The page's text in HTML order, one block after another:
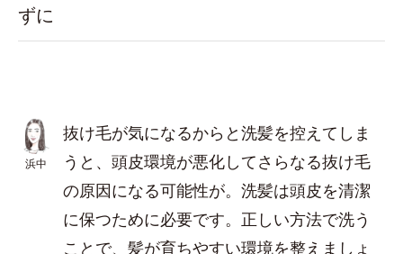
ずに
浜中
抜け毛が気になるからと洗髪を控えてしま
うと、頭皮環境が悪化してさらなる抜け毛
の原因になる可能性が。洗髪は頭皮を清潔
に保つために必要です。正しい方法で洗う
ことで、髪が育ちやすい環境を整えましょ